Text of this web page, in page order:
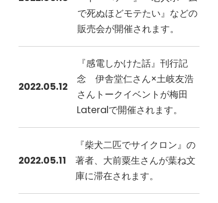
で死ぬほどモテたい』などの
販売会が開催されます。
2022.05.12
『感電しかけた話』刊行記
念 伊舎堂仁さん×土岐友浩
さんトークイベントが梅田
Lateralで開催されます。
2022.05.11
『柴犬二匹でサイクロン』の
著者、大前粟生さんが葉ね文
庫に滞在されます。